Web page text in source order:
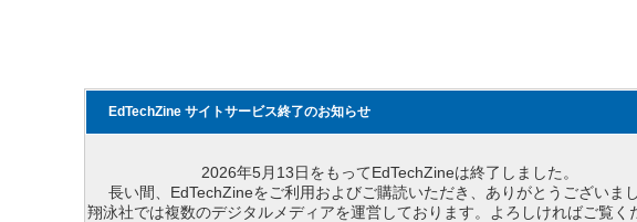
EdTechZine サイトサービス終了のお知らせ
2026年5月13日をもってEdTechZineは終了しました。
長い間、EdTechZineをご利用およびご購読いただき、ありがとうございまし
翔泳社では複数のデジタルメディアを運営しております。よろしければご覧く